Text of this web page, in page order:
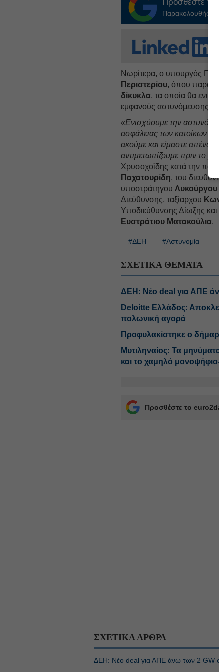
Προσθέστε το
Παρακολουθήστε
Νωρίτερα, ο υπουργός
Περιστερίου, όπου
δίκυκλα, τα οποία θα
εμφανούς αστυνόμευσης
«Ενισχύουμε την
ασφάλειας των κατοίκων
ακούμε και είμαστε
αντιμετωπίζουμε πριν το
Χρυσοχοΐδης κατά την
Παχατουρίδη, του
υποστράτηγουΛυκούργου
Διεύθυνσης, ταξίαρχου
Υποδιεύθυνσης Δίωξης και
Ευστράτιου Ματακούλια.
#ΔΕΗ #Αστυνομία
ΣΧΕΤΙΚΑ ΘΕΜΑΤΑ
ΔΕΗ: Νέο deal για ΑΠΕ
Deloitte Ελλάδος:
πολωνική αγορά
Προφυλακίστηκε ο
Μυτιληναίος: Τα
και το χαμηλό
Προσθέστε το
ΣΧΕΤΙΚΑ ΑΡΘΡΑ
ΔΕΗ: Νέο deal για ΑΠΕ άνω των 2 GW